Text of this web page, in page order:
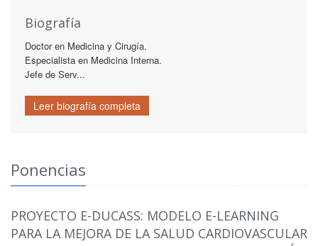
Biografía
Doctor en Medicina y Cirugía.
Especialista en Medicina Interna.
Jefe de Serv...
Leer biografía completa
Ponencias
PROYECTO E-DUCASS: MODELO E-LEARNING
PARA LA MEJORA DE LA SALUD CARDIOVASCULAR